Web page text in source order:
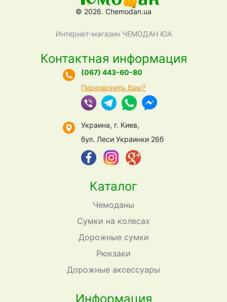
© 2026. Chemodan.ua
Интернет-магазин ЧЕМОДАН ЮА
Каталог
Чемоданы
Сумки на колесах
Дорожные сумки
Рюкзаки
Дорожные аксессуары
Информация
Контактная информация
(067) 443-60-80
Перезвонить Вам?
Украина, г. Киев,
бул. Леси Украинки 26б